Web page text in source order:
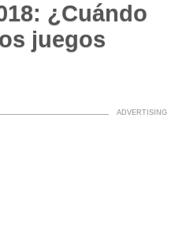
¿Cuándo
juegos